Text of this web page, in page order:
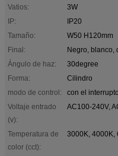
Vatios:
3W
IP:
IP20
Tamaño:
W50 H120mm
Final:
Negro, blanco,
Ángulo de haz:
30degree
Forma:
Cilindro
modo de control:
con el
Voltaje entrado
(v):
AC100-240V,
Temperatura de
color (cct):
3000K, 4000K,